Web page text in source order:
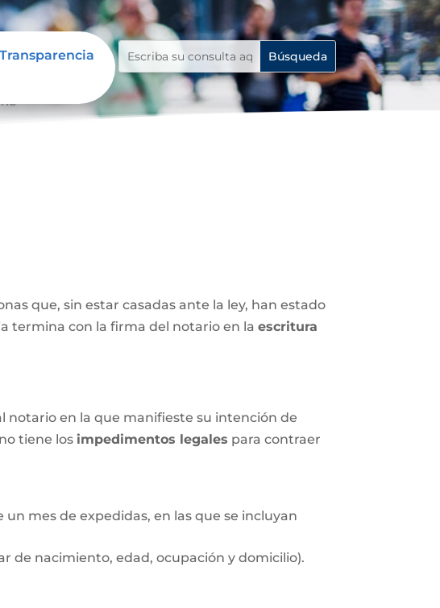
Transparencia
que, sin estar casadas ante la ley, han estado
termina con la firma del notario en laescritura
en la que manifieste su intención de
tiene los impedimentos legales para contraer
mes de expedidas, en las que se incluyan
de nacimiento, edad, ocupación y domicilio).